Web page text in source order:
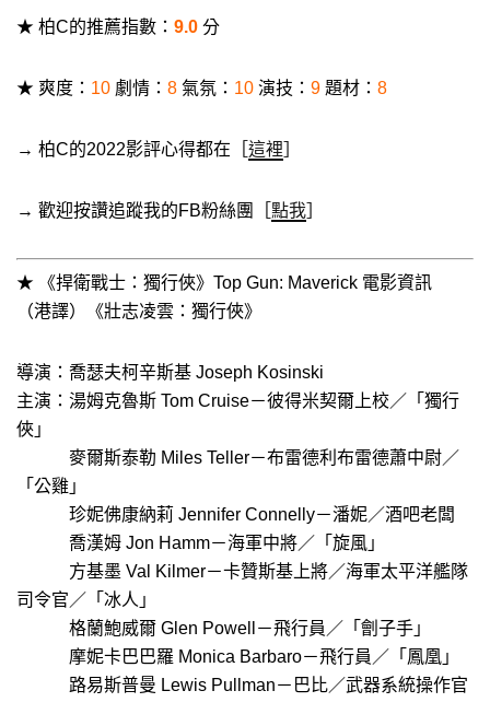
★ 柏C的推薦指數： 9.0 分
★ 爽度： 10 劇情： 8 氣氛： 10 演技： 9 題材： 8
→ 柏C的2022影評心得都在［ 這裡
→ 歡迎按讚追蹤我的FB粉絲團［ 點我
★ 《捍衛戰士：獨行俠》Top Gun: Maverick 電影資訊
（港譯）《壯志凌雲：獨行俠》
導演：喬瑟夫柯辛斯基 Joseph Kosinski
主演：湯姆克魯斯 Tom Cruise－彼得米契爾上校／「獨行
俠」
麥爾斯泰勒 Miles Teller－布雷德利布雷德蕭中尉／
「公雞」
珍妮佛康納莉 Jennifer Connelly－潘妮／酒吧老闆
喬漢姆 Jon Hamm－海軍中將／「旋風」
方基墨 Val Kilmer－卡贊斯基上將／海軍太平洋艦隊
司令官／「冰人」
格蘭鮑威爾 Glen Powell－飛行員／「劊子手」
摩妮卡巴巴羅 Monica Barbaro－飛行員／「鳳凰」
路易斯普曼 Lewis Pullman－巴比／武器系統操作官